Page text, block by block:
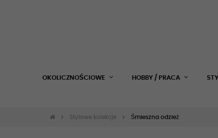
OKOLICZNOŚCIOWE HOBBY / PRACA
Stylowe kolekcje Śmieszna odzież